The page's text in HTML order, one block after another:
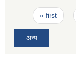
Pages
« first
अन्य